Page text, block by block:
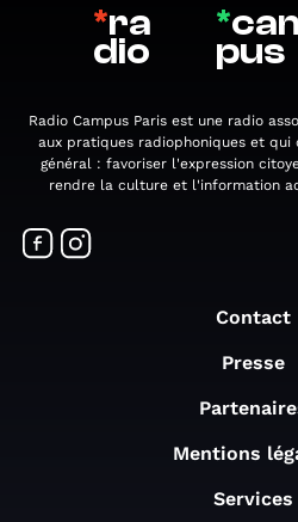
*ra
dio
*
pus
Radio Campus Paris est une radio
aux pratiques radiophoniques et
général : favoriser l'expression
rendre la culture et l'information
Contact
Presse
Mentions
Services